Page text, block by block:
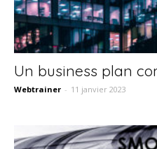
Un business plan
Webtrainer - 11 janvier 2023